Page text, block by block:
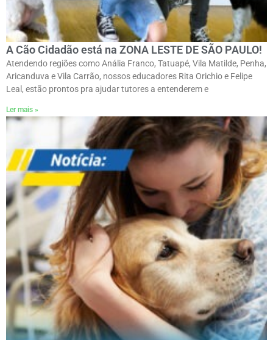
A Cão Cidadão está na ZONA LESTE DE SÃO PAULO!
Atendendo regiões como Anália Franco, Tatuapé, Vila Matilde, Penha,
Aricanduva e Vila Carrão, nossos educadores Rita Orichio e Felipe
Leal, estão prontos pra ajudar tutores a entenderem e
Ler mais »